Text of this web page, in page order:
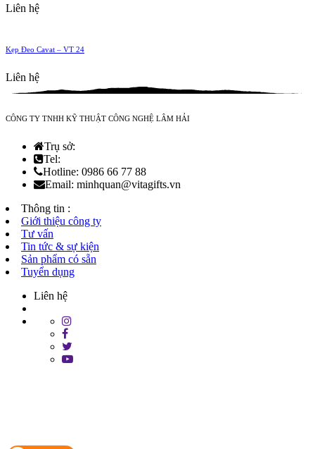
Liên hệ
Kẹp Đeo Cavat – VT 24
Liên hệ
CÔNG TY TNHH KỸ THUẬT CÔNG NGHỆ LÂM HẢI
Trụ sở:
Tel:
Hotline: 0986 66 77 88
Email: minhquan@vitagifts.vn
Thông tin :
Giới thiệu công ty
Tư vấn
Tin tức & sự kiện
Sản phẩm có sẵn
Tuyển dụng
Liên hệ